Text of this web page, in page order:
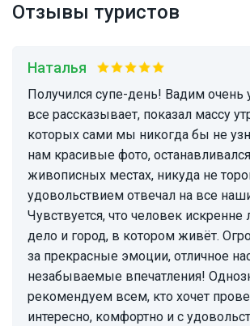
Отзывы туристов
Наталья
Получился супе-день! Вадим очень увлекательно
все рассказывает, показал массу
которых сами мы никогда бы не
нам красивые фото,
живописных местах, никуда не
удовольствием отвечал на все
Чувствуется, что человек
дело и город, в котором живёт.
за прекрасные эмоции, отличное
незабываемые впечатления!
рекомендуем всем, кто хочет
интересно, комфортно и с